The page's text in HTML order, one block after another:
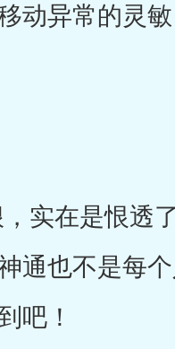
动异常的灵敏
在是恨透了
通也不是每
吧！